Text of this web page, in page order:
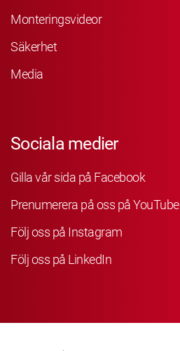
Monteringsvideor
Säkerhet
Media
Sociala medier
Gilla vår sida på Facebook
Prenumerera på oss på YouTube
Följ oss på Instagram
Följ oss på LinkedIn